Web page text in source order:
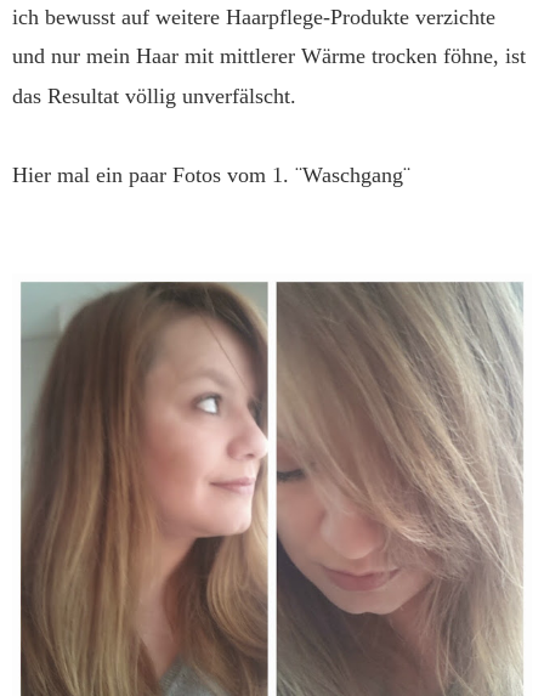
ich bewusst auf weitere Haarpflege-Produkte verzichte
und nur mein Haar mit mittlerer Wärme trocken föhne, ist
das Resultat völlig unverfälscht.
Hier mal ein paar Fotos vom 1. ¨Waschgang¨